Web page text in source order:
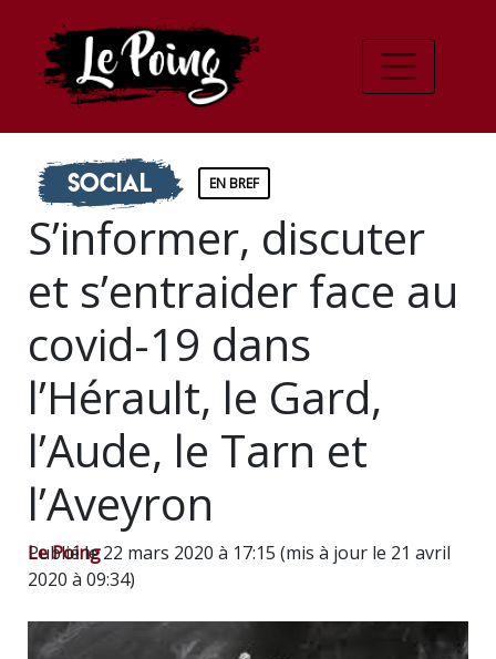
Social EN BREF
S’informer, discuter
et s’entraider face au
covid-19 dans
l’Hérault, le Gard,
l’Aude, le Tarn et
l’Aveyron
Le Poing
Publié le 22 mars 2020 à 17:15 (mis à jour le 21 avril
2020 à 09:34)